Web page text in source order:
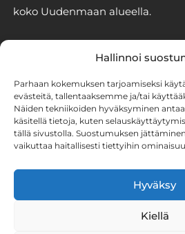
Hallinnoi
Parhaan kokemuksen tarjoamiseksi
evästeitä, tallentaaksemme ja/tai
Näiden tekniikoiden hyväksyminen
käsitellä tietoja, kuten
tällä sivustolla. Suostumuksen
vaikuttaa haitallisesti tiettyihin
Hyväksy
Kiellä
koko Uudenmaan alueella.
Yhteystiedot
050 3293246
2861186-6 (Stener Oy)
Tutustu homekoirien
työhön somessa